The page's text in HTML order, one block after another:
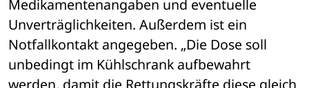
Medikamentenangaben und eventuelle
Unverträglichkeiten. Außerdem ist ein
Notfallkontakt angegeben. „Die Dose soll
unbedingt im Kühlschrank aufbewahrt
werden, damit die Rettungskräfte diese gleich